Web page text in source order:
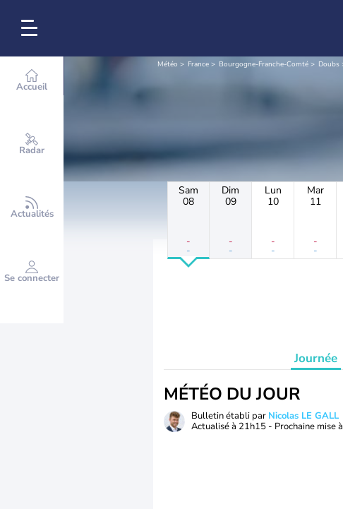
Accueil
Radar
Actualités
Se connecter
Météo France Bourgogne-Franche-Comté Doubs
Sam
08
-
-
Dim
09
-
-
Lun
10
-
-
Mar
11
-
-
Journée
MÉTÉO DU JOUR
Bulletin établi par Nicolas LE GALL
Actualisé à 21h15 - Prochaine mise